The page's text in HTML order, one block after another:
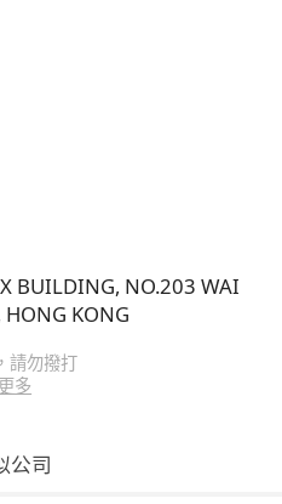
BUILDING, NO.203 WAI
HONG KONG
請勿撥打
多
公司